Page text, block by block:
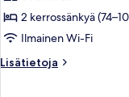
kuvat2 kerrossänkyä
Ilmainen Wi-Fi
Lisätietoja
Lisätietoja